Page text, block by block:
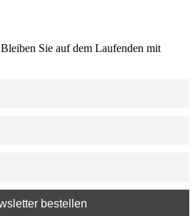
Bleiben Sie auf dem Laufenden mit